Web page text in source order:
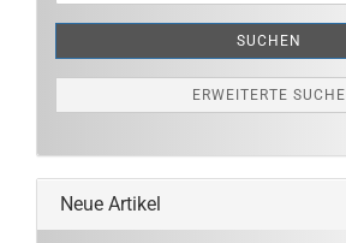
SUCHEN
ERWEITERTE SUCHE
Neue Artikel